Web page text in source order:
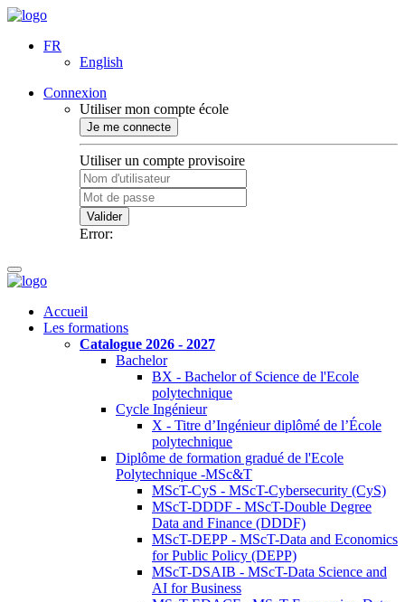
FR
English
Connexion
Utiliser mon compte école
Je me connecte
Utiliser un compte provisoire
Valider
Error:
Accueil
Les formations
Catalogue 2026 - 2027
Bachelor
BX - Bachelor of Science de l'Ecole
polytechnique
Cycle Ingénieur
X - Titre d’Ingénieur diplômé de l’École
polytechnique
Diplôme de formation gradué de l'Ecole
Polytechnique -MSc&T
MScT-CyS - MScT-Cybersecurity (CyS)
MScT-DDDF - MScT-Double Degree
Data and Finance (DDDF)
MScT-DEPP - MScT-Data and Economics
for Public Policy (DEPP)
MScT-DSAIB - MScT-Data Science and
AI for Business